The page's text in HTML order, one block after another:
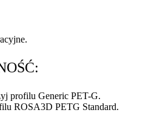
:
profilu Generic PET-G.
ROSA3D PETG Standard.